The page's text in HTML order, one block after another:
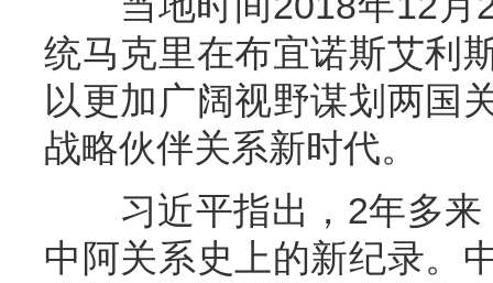
统马克里在布宜诺斯艾利
以更加广阔视野谋划两国
战略伙伴关系新时代。
习近平指出，2年多来
中阿关系史上的新纪录。